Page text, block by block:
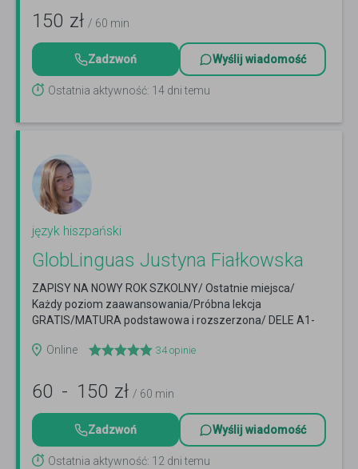
150 zł / 60 min
Zadzwoń Wyślij wiadomość
Ostatnia aktywność: 14 dni temu
język hiszpański
GlobLinguas Justyna Fiałkowska
ZAPISY NA NOWY ROK SZKOLNY/ Ostatnie miejsca/
Każdy poziom zaawansowania/Próbna lekcja
GRATIS/MATURA podstawowa i rozszerzona/ DELE A1-
Online
34opinie
60 - 150 zł / 60 min
Zadzwoń Wyślij wiadomość
Ostatnia aktywność: 12 dni temu